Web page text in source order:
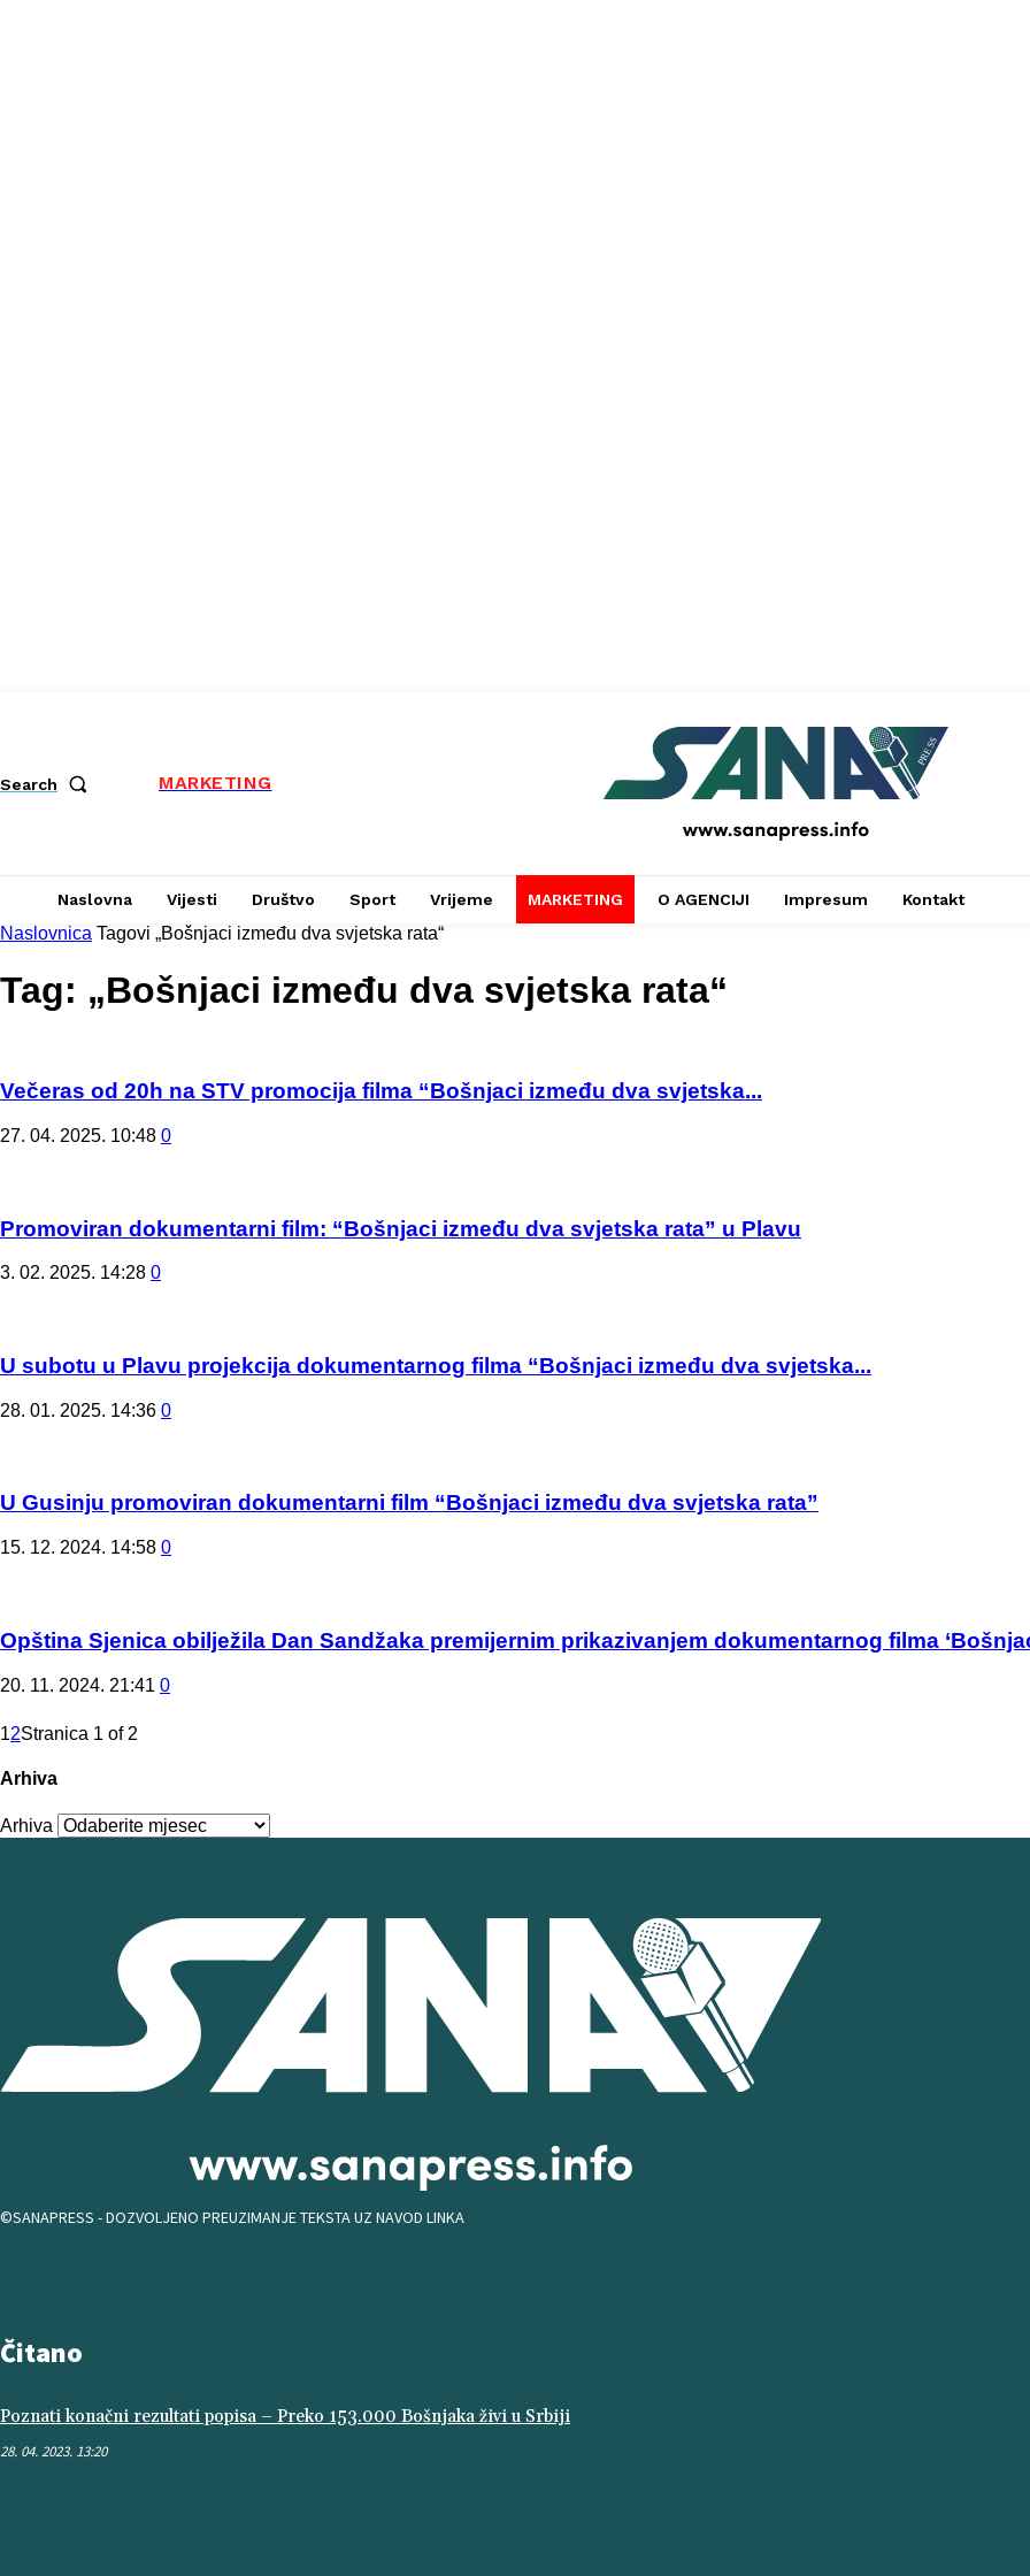
Search MARKETING
PRESS
Naslovna Vijesti Društvo Sport Vrijeme MARKETING O AGENCIJI Impresum Kontakt
Naslovnica Tagovi „Bošnjaci između dva svjetska rata“
Tag: „Bošnjaci između dva svjetska rata“
Večeras od 20h na STV promocija filma “Bošnjaci između dva svjetska...
27. 04. 2025. 10:48 0
Promoviran dokumentarni film: “Bošnjaci između dva svjetska rata” u Plavu
3. 02. 2025. 14:28 0
U subotu u Plavu projekcija dokumentarnog filma “Bošnjaci između dva svjetska...
28. 01. 2025. 14:36 0
U Gusinju promoviran dokumentarni film “Bošnjaci između dva svjetska rata”
15. 12. 2024. 14:58 0
Opština Sjenica obilježila Dan Sandžaka premijernim prikazivanjem dokumentarnog filma
20. 11. 2024. 21:41 0
12Stranica 1 of 2
Arhiva
Arhiva
©SANAPRESS - DOZVOLJENO PREUZIMANJE TEKSTA UZ NAVOD LINKA
Čitano
Poznati konačni rezultati popisa – Preko 153.000 Bošnjaka živi u Srbiji
28. 04. 2023. 13:20